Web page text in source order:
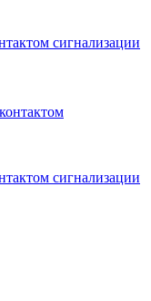
сигнализации
сигнализации